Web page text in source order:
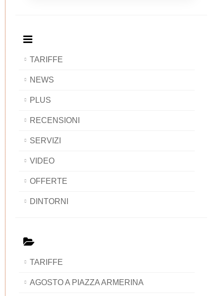
TARIFFE
NEWS
PLUS
RECENSIONI
SERVIZI
VIDEO
OFFERTE
DINTORNI
TARIFFE
AGOSTO A PIAZZA ARMERINA